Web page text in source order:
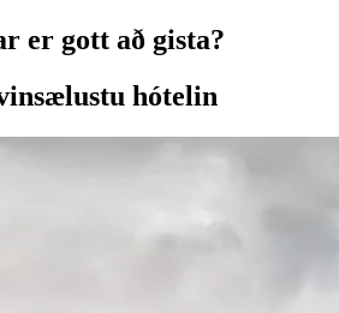
er gott að gista?
hótelin